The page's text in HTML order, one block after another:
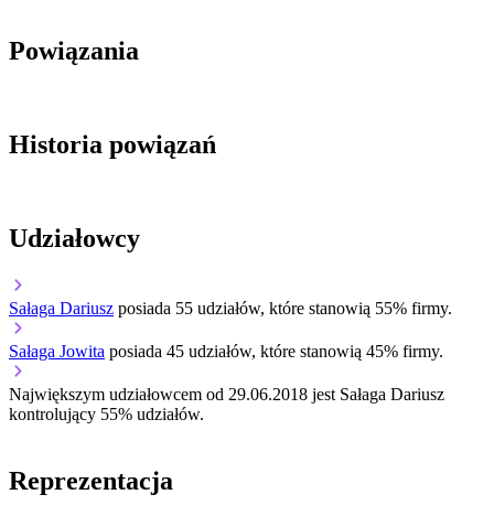
Powiązania
Historia powiązań
Udziałowcy
Sałaga Dariusz posiada 55 udziałów, które stanowią 55% firmy.
Sałaga Jowita posiada 45 udziałów, które stanowią 45% firmy.
Największym udziałowcem od 29.06.2018 jest Sałaga Dariusz
kontrolujący 55% udziałów.
Reprezentacja